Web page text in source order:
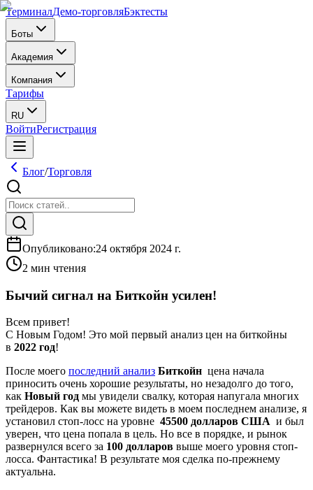
ТерминалДемо-торговляБэктесты
Боты
Академия
Компания
Тарифы
RU
ВойтиРегистрация
Блог/Торговля
Опубликовано:24 октября 2024 г.
2 мин чтения
Бычий сигнал на Биткойн усилен!
Всем привет!
С Новым Годом! Это мой первый анализ цен на биткойны
в 2022 год!
После моего последний анализ Биткойн цена начала
приносить очень хорошие результаты, но незадолго до того,
как Новый год мы увидели свалку, которая напугала многих
трейдеров. Как вы можете видеть в моем последнем анализе, я
установил стоп-лосс на уровне 45500 долларов США и был
уверен, что цена попала в цель. Но все в порядке, и рынок
развернулся всего за 100 долларов выше моего уровня стоп-
лосса. Фантастика! В результате моя сделка по-прежнему
актуальна.